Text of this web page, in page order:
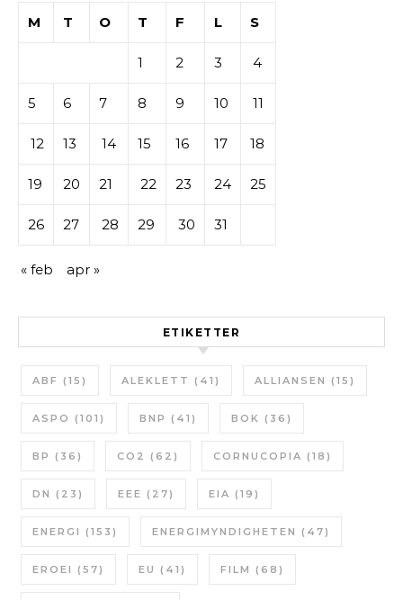
M
T O T F L S
1 2 3 4
5 6 7 8 9 10 11
12 13 14 15 16 17 18
19 20 21 22 23 24 25
26 27 28 29 30 31
« feb apr »
ETIKETTER
ABF (15) ALEKLETT (41) ALLIANSEN (15)
ASPO (101) BNP (41) BOK (36)
BP (36) CO2 (62) CORNUCOPIA (18)
DN (23) EEE (27) EIA (19)
ENERGI (153) ENERGIMYNDIGHETEN (47)
EROEI (57) EU (41) FILM (68)